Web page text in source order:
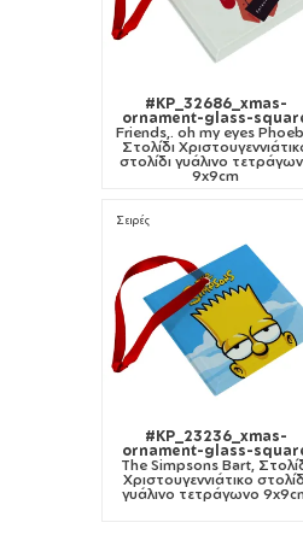
#KP_32686_xmas-
ornament-glass-
Friends,. oh my eyes
Στολίδι
στολίδι γυάλινο
9x9cm
Σειρές
#KP_23236_xmas-
ornament-glass-
The Simpsons Bart,
Χριστουγεννιάτικο
γυάλινο τετράγωνο